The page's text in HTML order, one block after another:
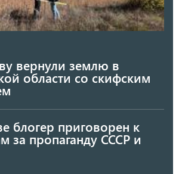
вернули землю в
области со скифским
блогер приговорен к
за пропаганду СССР и